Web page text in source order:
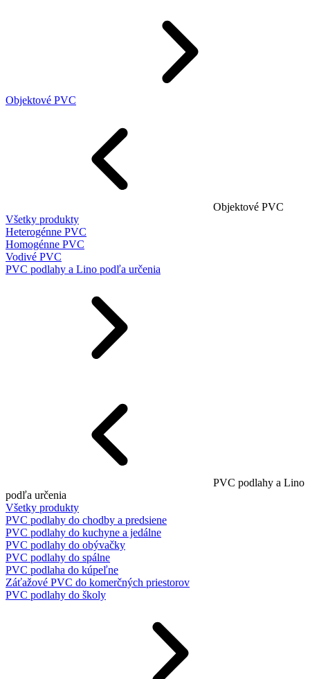
Objektové PVC
Objektové PVC
Všetky produkty
Heterogénne PVC
Homogénne PVC
Vodivé PVC
PVC podlahy a Lino podľa určenia
PVC podlahy a Lino
podľa určenia
Všetky produkty
PVC podlahy do chodby a predsiene
PVC podlahy do kuchyne a jedálne
PVC podlahy do obývačky
PVC podlahy do spálne
PVC podlaha do kúpeľne
Záťažové PVC do komerčných priestorov
PVC podlahy do školy